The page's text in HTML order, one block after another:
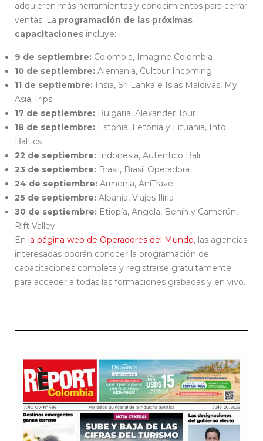
adquieren más herramientas y conocimientos para cerrar
ventas. La programación de las próximas
capacitaciones incluye:
9 de septiembre: Colombia, Imagine Colombia
10 de septiembre: Alemania, Cultour Incoming
11 de septiembre: Insia, Sri Lanka e Islas Maldivas, My
Asia Trips
17 de septiembre: Bulgaria, Alexander Tour
18 de septiembre: Estonia, Letonia y Lituania, Into
Baltics
22 de septiembre: Indonesia, Auténtico Bali
23 de septiembre: Brasil, Brasil Operadora
24 de septiembre: Armenia, AniTravel
25 de septiembre: Albania, Viajes Iliria
30 de septiembre: Etiopía, Angola, Benín y Camerún,
Rift Valley
En la página web de Operadores del Mundo, las agencias
interesadas podrán conocer la programación de
capacitaciones completa y registrarse gratuitamente
para acceder a todas las formaciones grabadas y en vivo.